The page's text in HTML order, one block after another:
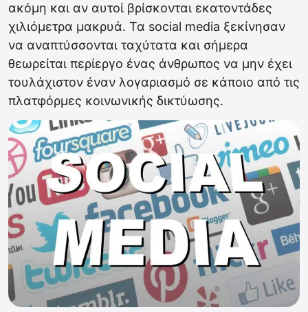
ακόμη και αν αυτοί βρίσκονται εκατοντάδες
χιλιόμετρα μακρυά. Τα social media ξεκίνησαν
να αναπτύσσονται ταχύτατα και σήμερα
θεωρείται περίεργο ένας άνθρωπος να μην έχει
τουλάχιστον έναν λογαριασμό σε κάποιο από τις
πλατφόρμες κοινωνικής δικτύωσης.